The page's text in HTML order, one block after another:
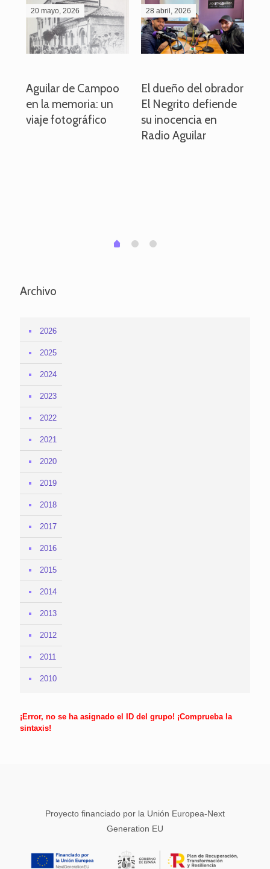
20 mayo, 2026
Aguilar de Campoo
en la memoria: un
viaje fotográfico
28 abril, 2026
El dueño del obrador
El Negrito defiende
su inocencia en
Radio Aguilar
0 1 2
Archivo
2026
2025
2024
2023
2022
2021
2020
2019
2018
2017
2016
2015
2014
2013
2012
2011
2010
¡Error, no se ha asignado el ID del grupo! ¡Comprueba la
sintaxis!
Proyecto financiado por la Unión Europea-Next
Generation EU